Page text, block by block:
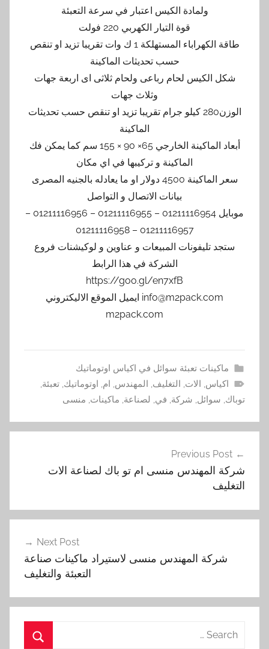
ولمادة الكيس اعتبار في سرعة التعبئة
قوة التيار الكهربي 220 فولت
طاقة الكهراباء المستهلكة 1 ك وات تقريبا تزيد او تنقص
حسب تحديثات الماكينة
شكل الكيس لحام رباعى ولحام ثلاثى اى اربعة جهات
وثلاث جهات
الوزن280 كيلو جرام تقريبا تزيد او تنقص حسب تحديثات
الماكينة
أبعاد الماكينة الخارجي 65× 90 × 155 سم كما يمكن فك
الماكينة و تركيبها في اي مكان
سعر الماكينة 4500 دولار او ما يعادله بالجنيه المصرى
بيانات الاتصال و التواصل
موبايل 01211116954 – 01211116955 – 01211116956 –
01211116957 – 01211116958
ستجد تليفونات المبيعات و عناوين و لوكيشنات فروع
الشركة في هذا الرابط
https://goo.gl/en7xfB
info@m2pack.com ايميل الموقع الاليكتروني
m2pack.com
ماكينات تعبئة سوائل في اكياس اوتوماتيك
اكياس, الات, التغليف, المهندس, ام, اوتوماتيك,تعبئة,
توباك, سوائل, شركة, في, لصناعة, ماكينات, منسى
المقالات
Previous Post
‏‏شركة المهندس منسى ام تو باك لصناعة الات
التغليف
Next Post
شركة المهندس منسى لاستيراد ماكينات صناعة
التعبئة والتغليف
Search